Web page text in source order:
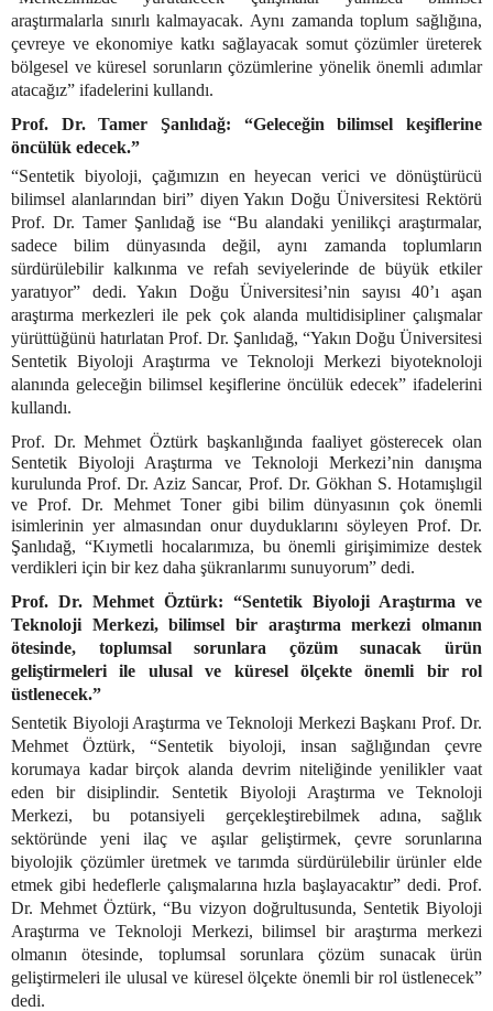
araştırmalarla sınırlı kalmayacak. Aynı zamanda toplum sağlığına,
çevreye ve ekonomiye katkı sağlayacak somut çözümler üreterek
bölgesel ve küresel sorunların çözümlerine yönelik önemli adımlar
atacağız” ifadelerini kullandı.
Prof. Dr. Tamer Şanlıdağ:
“Geleceğin bilimsel keşiflerine
öncülük edecek.”
“Sentetik biyoloji, çağımızın en heyecan verici ve dönüştürücü
bilimsel alanlarından biri” diyen Yakın Doğu Üniversitesi Rektörü
Prof. Dr. Tamer Şanlıdağ ise “Bu alandaki yenilikçi araştırmalar,
sadece bilim dünyasında değil, aynı zamanda toplumların
sürdürülebilir kalkınma ve refah seviyelerinde de büyük etkiler
yaratıyor” dedi. Yakın Doğu Üniversitesi’nin sayısı 40’ı aşan
araştırma merkezleri ile pek çok alanda multidisipliner çalışmalar
yürüttüğünü hatırlatan Prof. Dr. Şanlıdağ, “Yakın Doğu Üniversitesi
Sentetik Biyoloji Araştırma ve Teknoloji Merkezi biyoteknoloji
alanında geleceğin bilimsel keşiflerine öncülük edecek” ifadelerini
kullandı.
Prof. Dr. Mehmet Öztürk başkanlığında faaliyet gösterecek olan
Sentetik Biyoloji Araştırma ve Teknoloji Merkezi’nin danışma
kurulunda Prof. Dr. Aziz Sancar, Prof. Dr. Gökhan S. Hotamışlıgil
ve Prof. Dr. Mehmet Toner gibi bilim dünyasının çok önemli
isimlerinin yer almasından onur duyduklarını söyleyen Prof. Dr.
Şanlıdağ, “Kıymetli hocalarımıza, bu önemli girişimimize destek
verdikleri için bir kez daha şükranlarımı sunuyorum” dedi.
Prof. Dr. Mehmet Öztürk: “Sentetik Biyoloji Araştırma ve
Teknoloji Merkezi, bilimsel bir araştırma merkezi olmanın
ötesinde, toplumsal sorunlara çözüm sunacak ürün
geliştirmeleri ile ulusal ve küresel ölçekte önemli bir rol
üstlenecek.”
Sentetik Biyoloji Araştırma ve Teknoloji Merkezi Başkanı Prof. Dr.
Mehmet Öztürk, “Sentetik biyoloji, insan sağlığından çevre
korumaya kadar birçok alanda devrim niteliğinde yenilikler vaat
eden bir disiplindir. Sentetik Biyoloji Araştırma ve Teknoloji
Merkezi, bu potansiyeli gerçekleştirebilmek adına, sağlık
sektöründe yeni ilaç ve aşılar geliştirmek, çevre sorunlarına
biyolojik çözümler üretmek ve tarımda sürdürülebilir ürünler elde
etmek gibi hedeflerle çalışmalarına hızla başlayacaktır” dedi. Prof.
Dr. Mehmet Öztürk, “Bu vizyon doğrultusunda, Sentetik Biyoloji
Araştırma ve Teknoloji Merkezi, bilimsel bir araştırma merkezi
olmanın ötesinde, toplumsal sorunlara çözüm sunacak ürün
geliştirmeleri ile ulusal ve küresel ölçekte önemli bir rol üstlenecek”
dedi.